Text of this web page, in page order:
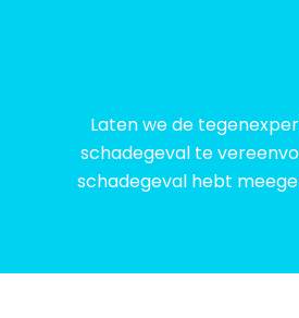
Laten we de
schadegeval te
schadegeval hebt